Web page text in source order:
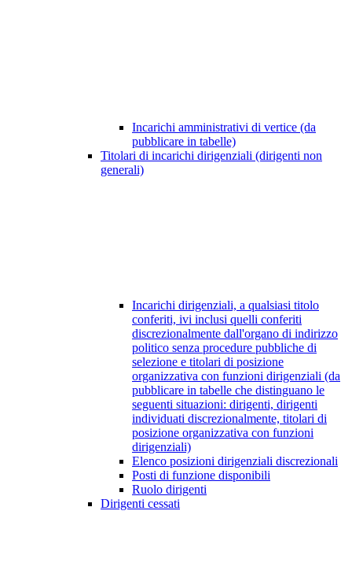
Incarichi amministrativi di vertice (da
pubblicare in tabelle)
Titolari di incarichi dirigenziali (dirigenti non
generali)
Incarichi dirigenziali, a qualsiasi titolo
conferiti, ivi inclusi quelli conferiti
discrezionalmente dall'organo di indirizzo
politico senza procedure pubbliche di
selezione e titolari di posizione
organizzativa con funzioni dirigenziali (da
pubblicare in tabelle che distinguano le
seguenti situazioni: dirigenti, dirigenti
individuati discrezionalmente, titolari di
posizione organizzativa con funzioni
dirigenziali)
Elenco posizioni dirigenziali discrezionali
Posti di funzione disponibili
Ruolo dirigenti
Dirigenti cessati